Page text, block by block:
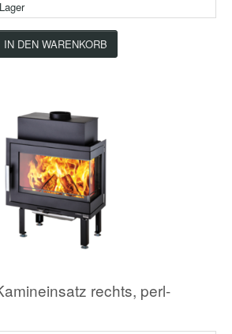
IN DEN WARENKORB
rechts, perl-